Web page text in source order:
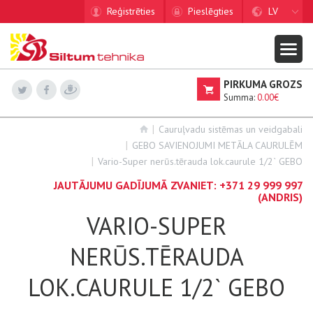
Reģistrēties Pieslēgties LV
PIRKUMA GROZS
Summa:0.00€
Cauruļvadu sistēmas un veidgabali
GEBO SAVIENOJUMI METĀLA CAURULĒM
Vario-Super nerūs.tērauda lok.caurule 1/2` GEBO
JAUTĀJUMU GADĪJUMĀ ZVANIET: +371 29 999 997
(ANDRIS)
VARIO-SUPER
NERŪS.TĒRAUDA
LOK.CAURULE 1/2` GEBO